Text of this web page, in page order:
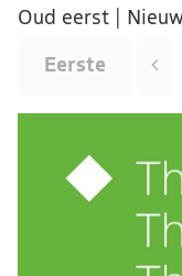
Oud eerst
Eerste